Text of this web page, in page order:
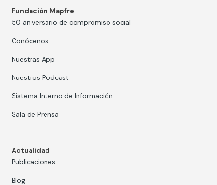
Fundación Mapfre
50 aniversario de compromiso social
Conócenos
Nuestras App
Nuestros Podcast
Sistema Interno de Información
Sala de Prensa
Actualidad
Publicaciones
Blog